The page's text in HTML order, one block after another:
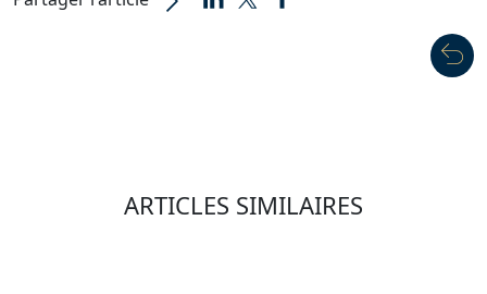
ARTICLES SIMILAIRES